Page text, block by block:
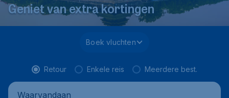
Geniet van extra kortingen
Boek vluchten
Retour Enkele reis Meerdere best.
Waarvandaan